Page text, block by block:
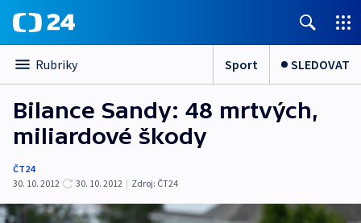
Rubriky Sport SLEDOVAT
Bilance Sandy: 48 mrtvých,
miliardové škody
ČT24
30. 10. 2012
30. 10. 2012 | Zdroj: ČT24